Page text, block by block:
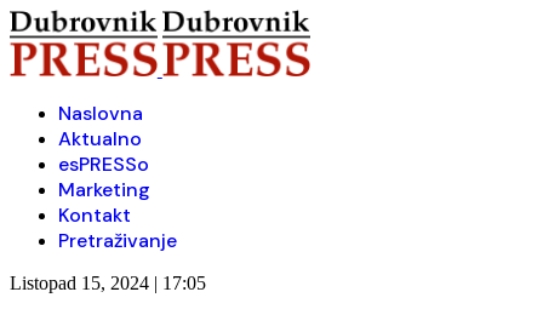
Naslovna
Aktualno
esPRESSo
Marketing
Kontakt
Pretraživanje
Listopad 15, 2024 | 17:05